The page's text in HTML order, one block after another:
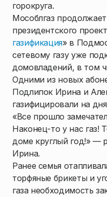
горокруга.
Мособлгаз
президентского
газификация» в
сетевому газу уже
домовладений, в том
Одними из новых
Подлипок Ирина и
газифицировали на
«Все прошло
Наконец-то у нас газ!
доме круглый год!» —
Ирина.
Ранее семья
торфяные брикеты и
газа необходимость